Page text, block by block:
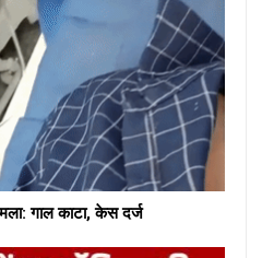
गाल काटा, केस दर्ज